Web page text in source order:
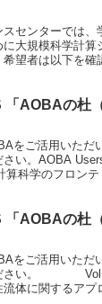
センターでは、
大規模科学計算
望者は以下を確
AOBAの杜
をご活用いただ
い。AOBA
算科学のフロン
AOBAの杜
をご活用いただ
ださい。
流体に関するア